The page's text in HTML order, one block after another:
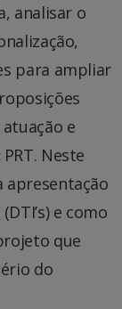
analisar o
para ampliar
e
Neste
apresentação
e como
que
do